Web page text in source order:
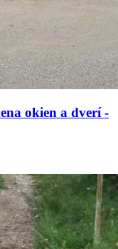
okien a dverí -